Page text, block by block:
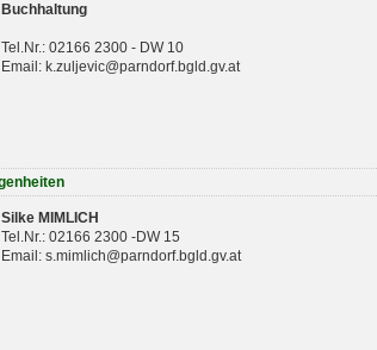
Buchhaltung
Tel.Nr.: 02166 2300 - DW 10
Email: k.zuljevic@parndorf.bgld.gv.at
Silke MIMLICH
Tel.Nr.: 02166 2300 -DW 15
Email: s.mimlich@parndorf.bgld.gv.at